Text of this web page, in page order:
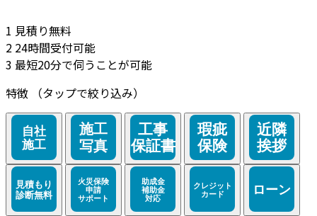
1 見積り無料
2 24時間受付可能
3 最短20分で伺うことが可能
特徴
（タップで絞り込み）